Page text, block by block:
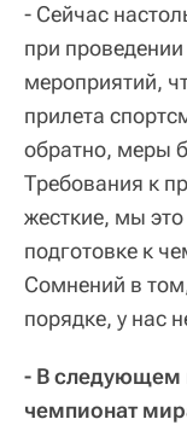
- Сейчас
при
мероприятий,
прилета
обратно, меры
Требования к
жесткие, мы
подготовке к
Сомнений в
порядке, у нас
- В следующем
чемпионат